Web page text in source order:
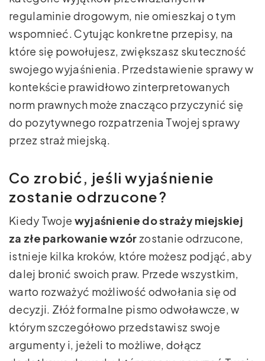
regulaminie drogowym, nie omieszkaj o tym
wspomnieć. Cytując konkretne przepisy, na
które się powołujesz, zwiększasz skuteczność
swojego wyjaśnienia. Przedstawienie sprawy w
kontekście prawidłowo zinterpretowanych
norm prawnych może znacząco przyczynić się
do pozytywnego rozpatrzenia Twojej sprawy
przez straż miejską.
Co zrobić, jeśli wyjaśnienie
zostanie odrzucone?
Kiedy Twoje wyjaśnienie do straży miejskiej
za złe parkowanie wzór zostanie odrzucone,
istnieje kilka kroków, które możesz podjąć, aby
dalej bronić swoich praw. Przede wszystkim,
warto rozważyć możliwość odwołania się od
decyzji. Złóż formalne pismo odwoławcze, w
którym szczegółowo przedstawisz swoje
argumenty i, jeżeli to możliwe, dołącz